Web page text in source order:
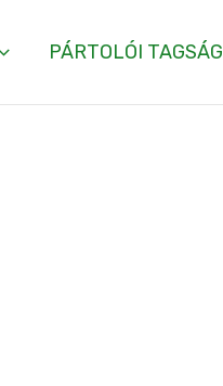
PÁRTOLÓI TAGSÁG